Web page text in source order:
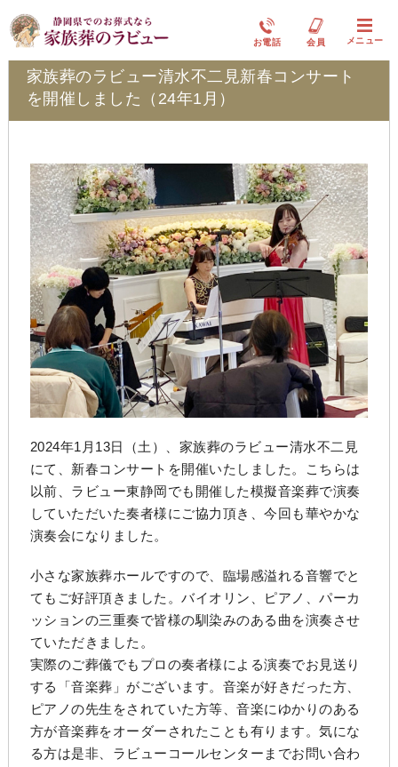
お電話 会員 メニュー
ラビュー清水不二見ふれ愛ブログ
家族葬のラビュー清水不二見新春コンサート
を開催しました（24年1月）
2024年1月13日（土）、家族葬のラビュー清水不二見
にて、新春コンサートを開催いたしました。こちらは
以前、ラビュー東静岡でも開催した模擬音楽葬で演奏
していただいた奏者様にご協力頂き、今回も華やかな
演奏会になりました。
小さな家族葬ホールですので、臨場感溢れる音響でと
てもご好評頂きました。バイオリン、ピアノ、パーカ
ッションの三重奏で皆様の馴染みのある曲を演奏させ
ていただきました。
実際のご葬儀でもプロの奏者様による演奏でお見送り
する「音楽葬」がございます。音楽が好きだった方、
ピアノの先生をされていた方等、音楽にゆかりのある
方が音楽葬をオーダーされたことも有ります。気にな
る方は是非、ラビューコールセンターまでお問い合わ